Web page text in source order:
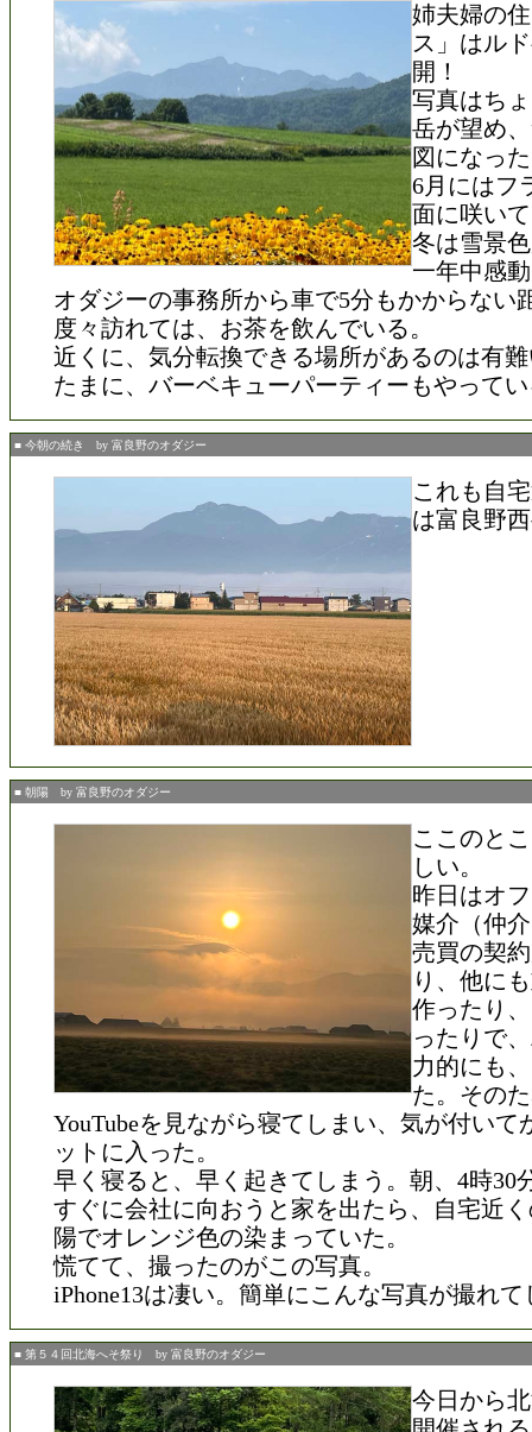
姉夫婦の
ス」はル
開！
写真はち
岳が望め
図になっ
6月にはフ
面に咲い
冬は雪景
一年中感
オダジーの事務所から車で5分もかからない
度々訪れては、お茶を飲んでいる。
近くに、気分転換できる場所があるのは有
たまに、バーベキューパーティーもやって
■ 今朝の続き by 富良野のオダジー
これも自
は富良野
■ 朝陽 by 富良野のオダジー
ここのと
しい。
昨日はオ
媒介（仲
売買の契
り、他に
作ったり
ったりで
力的にも
た。その
YouTubeを見ながら寝てしまい、気が付いて
ットに入った。
早く寝ると、早く起きてしまう。朝、4時30
すぐに会社に向おうと家を出たら、自宅近
陽でオレンジ色の染まっていた。
慌てて、撮ったのがこの写真。
iPhone13は凄い。簡単にこんな写真が撮れて
■ 第５４回北海へそ祭り by 富良野のオダジー
今日から